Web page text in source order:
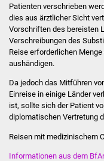
Patienten verschrieben
dies aus ärztlicher Sicht
Vorschriften des bereisten
Verschreibungen des
Reise erforderlichen
aushändigen.
Da jedoch das Mitführen
Einreise in einige Länder
ist, sollte sich der Patient
diplomatischen Vertretung
Rei­sen mit me­di­zi­ni­schem
Informationen aus dem